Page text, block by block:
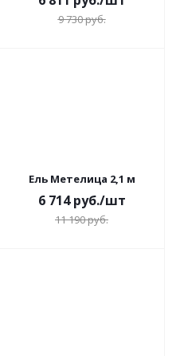
9 730руб.
Ель Метелица 2,1 м
6 714руб./шт
11 190руб.